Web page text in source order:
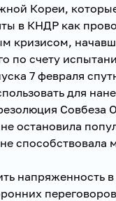
Кореи,
в КНДР как
кризисом,
по счету
7 февраля
для
Совбеза
остановила
способствовала
напряженность